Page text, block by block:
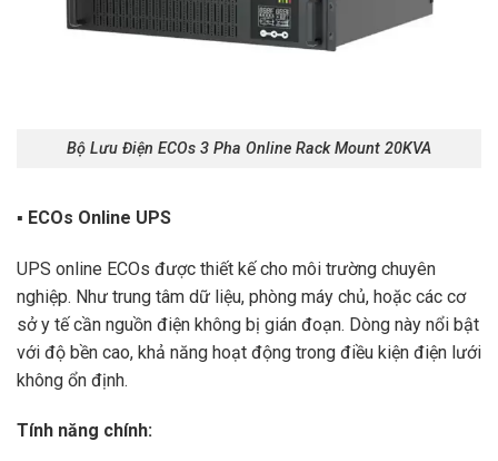
Bộ Lưu Điện ECOs 3 Pha Online Rack Mount 20KVA
▪ ECOs Online UPS
UPS online ECOs được thiết kế cho môi trường chuyên
nghiệp. Như trung tâm dữ liệu, phòng máy chủ, hoặc các cơ
sở y tế cần nguồn điện không bị gián đoạn. Dòng này nổi bật
với độ bền cao, khả năng hoạt động trong điều kiện điện lưới
không ổn định.
Tính năng chính: